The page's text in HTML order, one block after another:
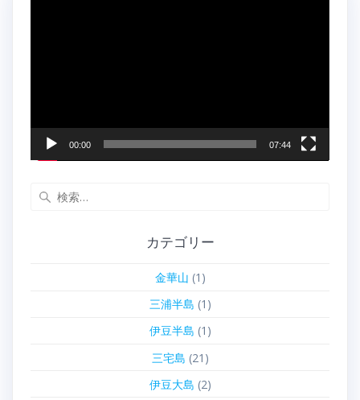
00:00 07:44
カテゴリー
金華山 (1)
三浦半島 (1)
伊豆半島 (1)
三宅島 (21)
伊豆大島 (2)